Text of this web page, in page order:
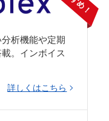
析機能や定期
。インボイス
詳しくはこちら